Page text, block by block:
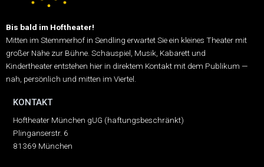
Bis bald im Hoftheater!
Mitten im Stemmerhof in Sendling erwartet Sie ein kleines Theater mit
großer Nähe zur Bühne. Schauspiel, Musik, Kabarett und
Kindertheater entstehen hier in direktem Kontakt mit dem Publikum —
nah, persönlich und mitten im Viertel.
KONTAKT
Hoftheater München gUG (haftungsbeschränkt)
Plinganserstr. 6
81369 München